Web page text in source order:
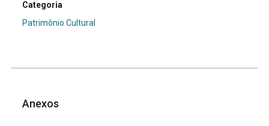
Categoria
Patrimônio Cultural
Anexos